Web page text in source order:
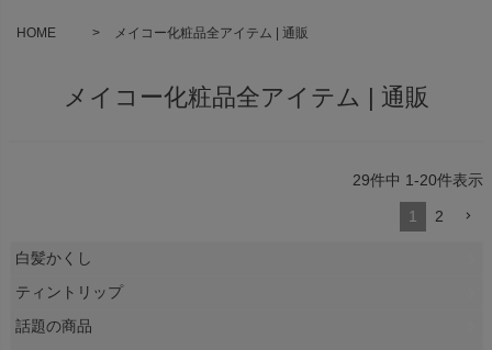
HOME メイコー化粧品全アイテム | 通販
メイコー化粧品全アイテム | 通販
29件中 1-20件表示
1 2
白髪かくし
ティントリップ
話題の商品